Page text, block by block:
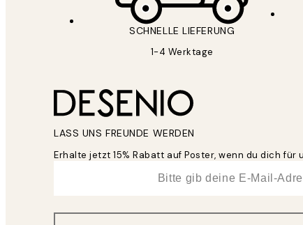
SCHNELLE LIEFERUNG
1-4 Werktage
LASS UNS FREUNDE WERDEN
Erhalte jetzt 15% Rabatt auf Poster, wenn du dich